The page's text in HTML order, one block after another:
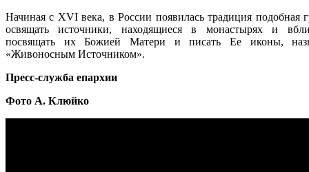
Начиная с XVI века, в России появилась традиция подобная
освящать источники, находящиеся в монастырях и
посвящать их Божией Матери и писать Ее иконы,
«Живоносным Источником».
Пресс-служба епархии
Фото А. Клюйко